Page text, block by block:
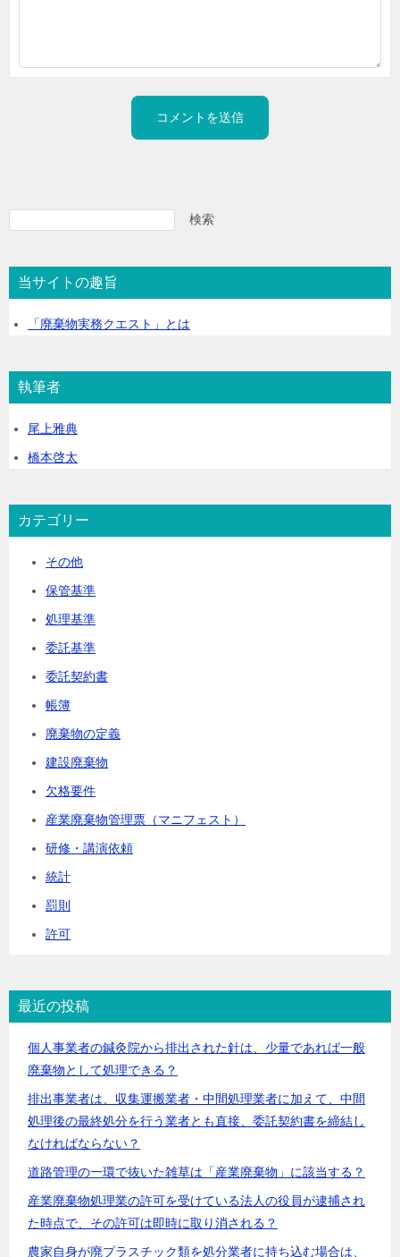
l
r
n
:
検索
当サイトの趣旨
「廃棄物実務クエスト」とは
執筆者
尾上雅典
橋本啓太
カテゴリー
その他
保管基準
処理基準
委託基準
委託契約書
帳簿
廃棄物の定義
建設廃棄物
欠格要件
産業廃棄物管理票（マニフェスト）
研修・講演依頼
統計
罰則
許可
最近の投稿
個人事業者の鍼灸院から排出された針は、少量であれば一般
廃棄物として処理できる？
排出事業者は、収集運搬業者・中間処理業者に加えて、中間
処理後の最終処分を行う業者とも直接、委託契約書を締結し
なければならない？
道路管理の一環で抜いた雑草は「産業廃棄物」に該当する？
産業廃棄物処理業の許可を受けている法人の役員が逮捕され
た時点で、その許可は即時に取り消される？
農家自身が廃プラスチック類を処分業者に持ち込む場合は、